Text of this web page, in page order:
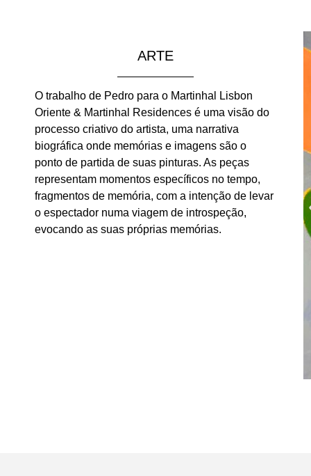
ARTE
O trabalho de Pedro para o Martinhal Lisbon
Oriente & Martinhal Residences é uma visão do
processo criativo do artista, uma narrativa
biográfica onde memórias e imagens são o
ponto de partida de suas pinturas. As peças
representam momentos específicos no tempo,
fragmentos de memória, com a intenção de levar
o espectador numa viagem de introspeção,
evocando as suas próprias memórias.